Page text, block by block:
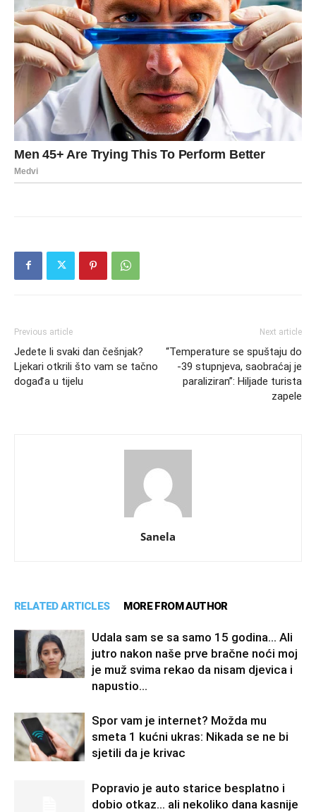
Previous article
Jedete li svaki dan češnjak?
Ljekari otkrili što vam se tačno
događa u tijelu
Next article
“Temperature se spuštaju do
-39 stupnjeva, saobraćaj je
paraliziran”: Hiljade turista
zapele
Sanela
RELATED ARTICLES MORE FROM AUTHOR
Udala sam se sa samo 15 godina… Ali
jutro nakon naše prve bračne noći moj
je muž svima rekao da nisam djevica i
napustio...
Spor vam je internet? Možda mu
smeta 1 kućni ukras: Nikada se ne bi
sjetili da je krivac
Popravio je auto starice besplatno i
dobio otkaz… ali nekoliko dana kasnije